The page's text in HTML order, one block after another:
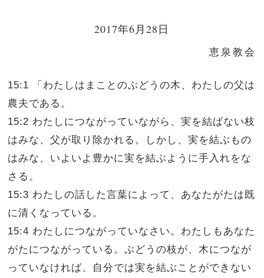
2017年6月28日
恵泉教会
15:1 「わたしはまことのぶどうの木、わたしの父は
農夫である。
15:2 わたしにつながっていながら、実を結ばない枝
はみな、父が取り除かれる。しかし、実を結ぶもの
はみな、いよいよ豊かに実を結ぶように手入れをな
さる。
15:3 わたしの話した言葉によって、あなたがたは既
に清くなっている。
15:4 わたしにつながっていなさい。わたしもあなた
がたにつながっている。ぶどうの枝が、木につなが
っていなければ、自分では実を結ぶことができない